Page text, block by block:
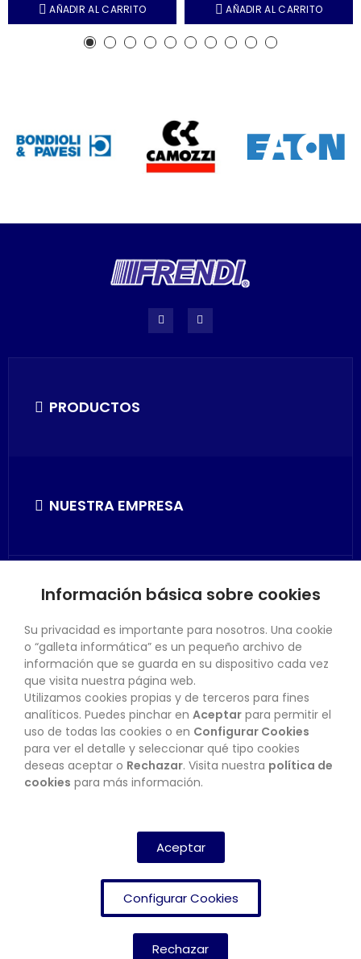
AÑADIR AL CARRITO AÑADIR AL CARRITO
PRODUCTOS
NUESTRA EMPRESA
SU CUENTA
CONTACTO
BOLETÍN
Información básica sobre cookies
Su privacidad es importante para nosotros. Una cookie
o “galleta informática” es un pequeño archivo de
información que se guarda en su dispositivo cada vez
que visita nuestra página web.
Utilizamos cookies propias y de terceros para fines
analíticos. Puedes pinchar en Aceptar para permitir el
uso de todas las cookies o en Configurar Cookies
para ver el detalle y seleccionar qué tipo cookies
deseas aceptar o Rechazar. Visita nuestra política de
cookies para más información.
Aceptar
Configurar Cookies
Rechazar